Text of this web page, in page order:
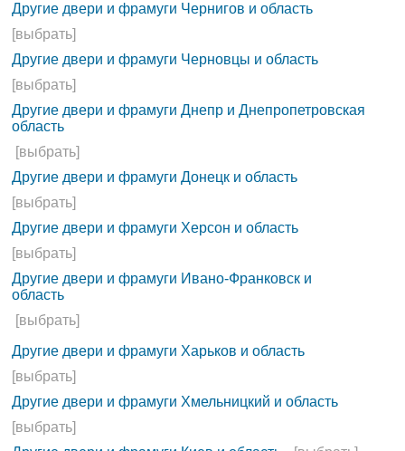
Другие двери и фрамуги Чернигов и область
[выбрать]
Другие двери и фрамуги Черновцы и область
[выбрать]
Другие двери и фрамуги Днепр и Днепропетровская
область
[выбрать]
Другие двери и фрамуги Донецк и область
[выбрать]
Другие двери и фрамуги Херсон и область
[выбрать]
Другие двери и фрамуги Ивано-Франковск и
область
[выбрать]
Другие двери и фрамуги Харьков и область
[выбрать]
Другие двери и фрамуги Хмельницкий и область
[выбрать]